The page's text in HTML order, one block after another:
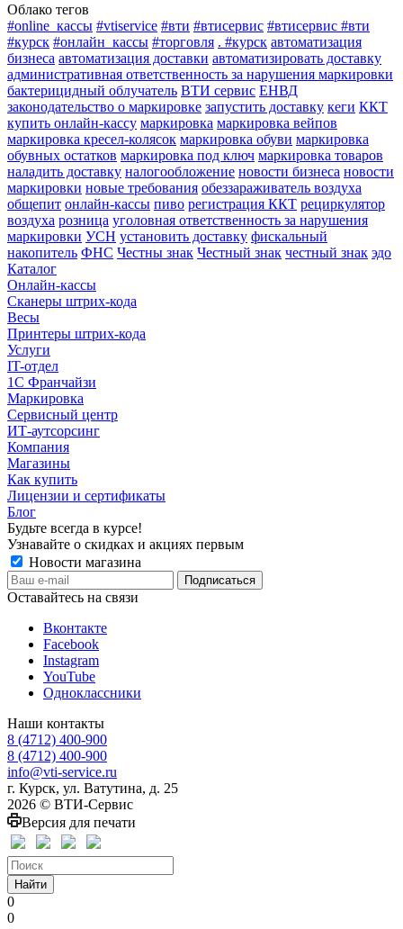
Облако тегов
#online_кассы #vtiservice #вти #втисервис #втисервис #вти
#курск #онлайн_кассы #торговля . #курск автоматизация
бизнеса автоматизация доставки автоматизировать доставку
административная ответственность за нарушения маркировки
бактерицидный облучатель ВТИ сервис ЕНВД
законодательство о маркировке запустить доставку кеги ККТ
купить онлайн-кассу маркировка маркировка вейпов
маркировка кресел-колясок маркировка обуви маркировка
обувных остатков маркировка под ключ маркировка товаров
наладить доставку налогообложение новости бизнеса новости
маркировки новые требования обеззараживатель воздуха
общепит онлайн-кассы пиво регистрация ККТ рециркулятор
воздуха розница уголовная ответственность за нарушения
маркировки УСН установить доставку фискальный
накопитель ФНС Честны знак Честный знак честный знак эдо
Каталог
Онлайн-кассы
Сканеры штрих-кода
Весы
Принтеры штрих-кода
Услуги
IT-отдел
1С Франчайзи
Маркировка
Сервисный центр
ИТ-аутсорсинг
Компания
Магазины
Как купить
Лицензии и сертификаты
Блог
Будьте всегда в курсе!
Узнавайте о скидках и акциях первым
Новости магазина
Оставайтесь на связи
Вконтакте
Facebook
Instagram
YouTube
Одноклассники
Наши контакты
8 (4712) 400-900
8 (4712) 400-900
info@vti-service.ru
г. Курск, ул. Ватутина, д. 25
2026 © ВТИ-Сервис
Версия для печати
Найти
0
0